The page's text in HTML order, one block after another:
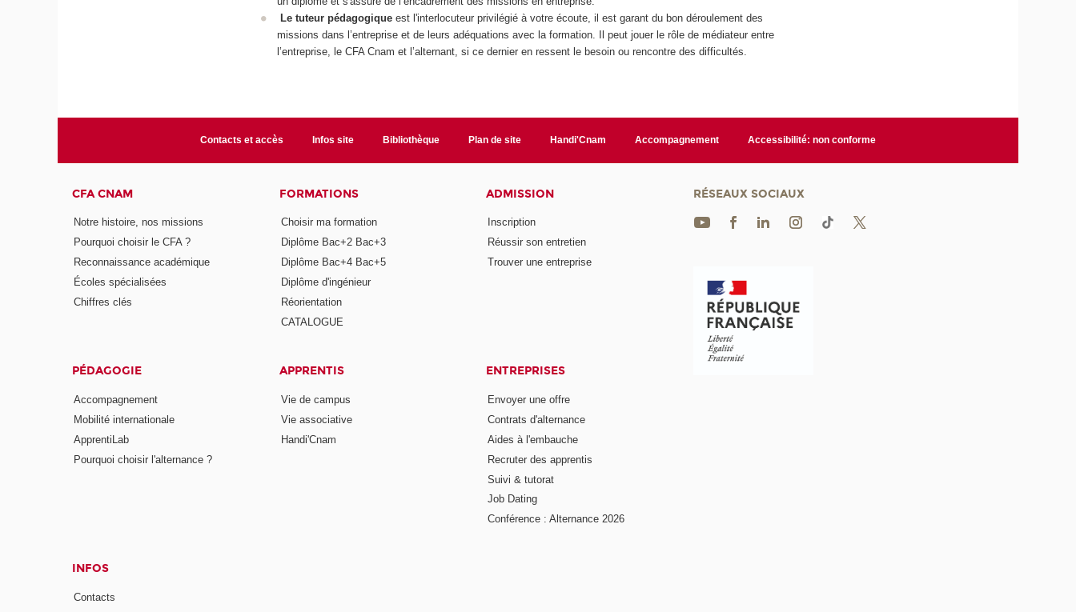
Le tuteur pédagogique est l'interlocuteur privilégié à votre écoute, il est garant du bon déroulement des
missions dans l’entreprise et de leurs adéquations avec la formation. Il peut jouer le rôle de médiateur entre
l’entreprise, le CFA Cnam et l’alternant, si ce dernier en ressent le besoin ou rencontre des difficultés.
Contacts et accès Infos site Bibliothèque Plan de site Handi'Cnam Accompagnement Accessibilité: non conforme
CFA CNAM
Notre histoire, nos missions
Pourquoi choisir le CFA ?
Reconnaissance académique
Écoles spécialisées
Chiffres clés
FORMATIONS
Choisir ma formation
Diplôme Bac+2 Bac+3
Diplôme Bac+4 Bac+5
Diplôme d'ingénieur
Réorientation
CATALOGUE
ADMISSION
Inscription
Réussir son entretien
Trouver une entreprise
PÉDAGOGIE
Accompagnement
Mobilité internationale
ApprentiLab
Pourquoi choisir l'alternance ?
APPRENTIS
Vie de campus
Vie associative
Handi'Cnam
ENTREPRISES
Envoyer une offre
Contrats d'alternance
Aides à l'embauche
Recruter des apprentis
Suivi & tutorat
Job Dating
Conférence : Alternance 2026
INFOS
Contacts
RÉSEAUX SOCIAUX